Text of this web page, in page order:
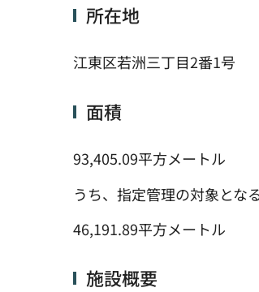
所在地
江東区若洲三丁目2番1号
面積
93,405.09平方メートル
うち、指定管理の対象とな
46,191.89平方メートル
施設概要